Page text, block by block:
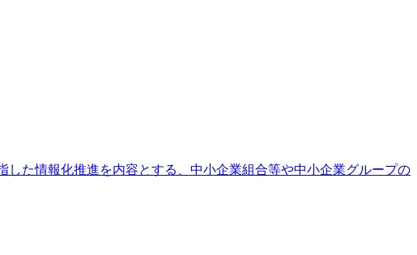
た情報化推進を内容とする、中小企業組合等や中小企業グループの